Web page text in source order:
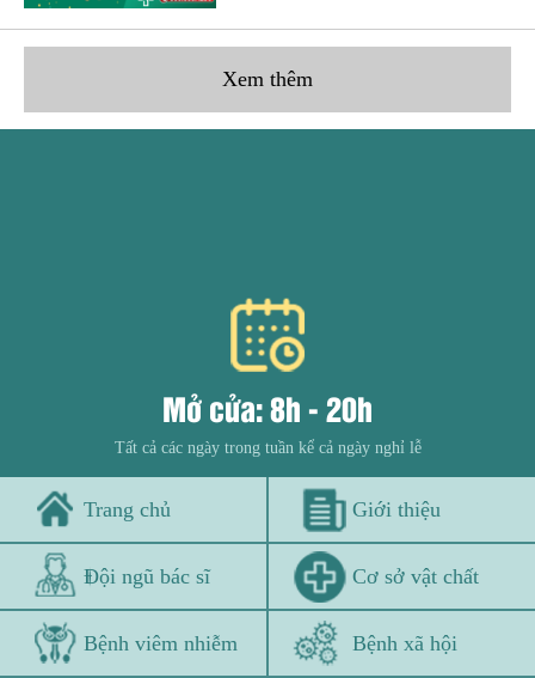
Xem thêm
Mở cửa: 8h - 20h
Tất cả các ngày trong tuần kể cả ngày nghỉ lễ
Trang chủ Giới thiệu
Đội ngũ bác sĩ Cơ sở vật chất
Bệnh viêm nhiễm Bệnh xã hội